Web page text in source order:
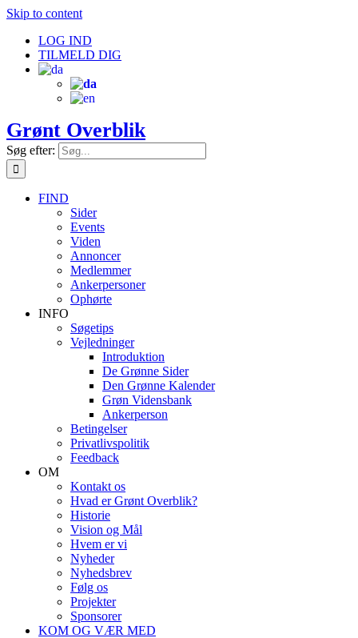
Skip to content
LOG IND
TILMELD DIG
Grønt Overblik
Søg efter:
FIND
Sider
Events
Viden
Annoncer
Medlemmer
Ankerpersoner
Ophørte
INFO
Søgetips
Vejledninger
Introduktion
De Grønne Sider
Den Grønne Kalender
Grøn Vidensbank
Ankerperson
Betingelser
Privatlivspolitik
Feedback
OM
Kontakt os
Hvad er Grønt Overblik?
Historie
Vision og Mål
Hvem er vi
Nyheder
Nyhedsbrev
Følg os
Projekter
Sponsorer
KOM OG VÆR MED